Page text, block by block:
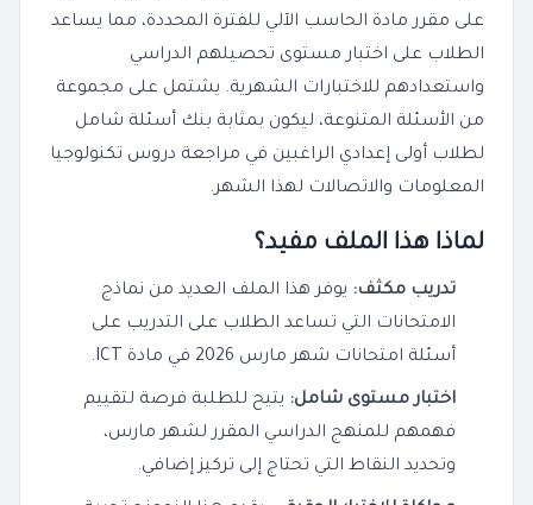
على مقرر مادة الحاسب الآلي للفترة المحددة، مما يساعد
الطلاب على اختبار مستوى تحصيلهم الدراسي
واستعدادهم للاختبارات الشهرية. يشتمل على مجموعة
من الأسئلة المتنوعة، ليكون بمثابة بنك أسئلة شامل
لطلاب أولى إعدادي الراغبين في مراجعة دروس تكنولوجيا
المعلومات والاتصالات لهذا الشهر.
لماذا هذا الملف مفيد؟
تدريب مكثف: يوفر هذا الملف العديد من نماذج
الامتحانات التي تساعد الطلاب على التدريب على
أسئلة امتحانات شهر مارس 2026 في مادة ICT.
اختبار مستوى شامل: يتيح للطلبة فرصة لتقييم
فهمهم للمنهج الدراسي المقرر لشهر مارس،
وتحديد النقاط التي تحتاج إلى تركيز إضافي.